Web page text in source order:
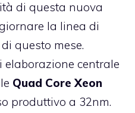
di questa nuova
la linea di
questo mese.
centrale
Quad Core Xeon
produttivo a 32nm.